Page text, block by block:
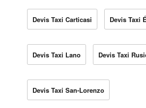
Devis Taxi Carticasi Devis Taxi
Devis Taxi Lano Devis Taxi
Devis Taxi San-Lorenzo